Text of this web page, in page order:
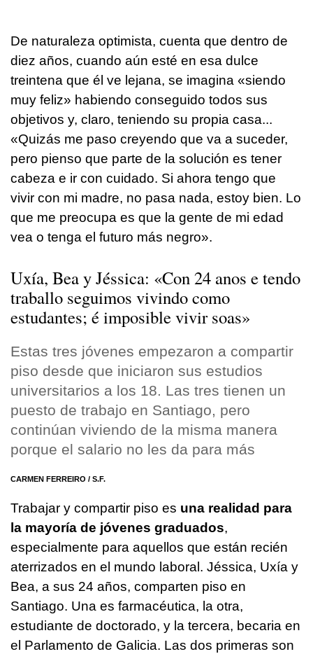
De naturaleza optimista, cuenta que dentro de
diez años, cuando aún esté en esa dulce
treintena que él ve lejana, se imagina «siendo
muy feliz» habiendo conseguido todos sus
objetivos y, claro, teniendo su propia casa...
«Quizás me paso creyendo que va a suceder,
pero pienso que parte de la solución es tener
cabeza e ir con cuidado. Si ahora tengo que
vivir con mi madre, no pasa nada, estoy bien. Lo
que me preocupa es que la gente de mi edad
vea o tenga el futuro más negro».
Uxía, Bea y Jéssica: «Con 24 anos e tendo
traballo seguimos vivindo como
estudantes; é imposible vivir soas»
Estas tres jóvenes empezaron a compartir
piso desde que iniciaron sus estudios
universitarios a los 18. Las tres tienen un
puesto de trabajo en Santiago, pero
continúan viviendo de la misma manera
porque el salario no les da para más
CARMEN FERREIRO / S.F.
Trabajar y compartir piso es una realidad para
la mayoría de jóvenes graduados,
especialmente para aquellos que están recién
aterrizados en el mundo laboral. Jéssica, Uxía y
Bea, a sus 24 años, comparten piso en
Santiago. Una es farmacéutica, la otra,
estudiante de doctorado, y la tercera, becaria en
el Parlamento de Galicia. Las dos primeras son